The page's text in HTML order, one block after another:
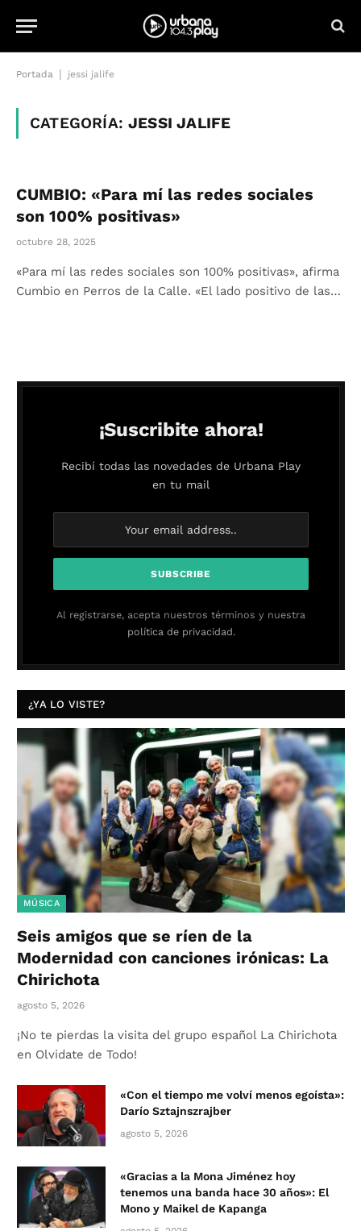
Portada jessi jalife
CATEGORÍA:JESSI JALIFE
CUMBIO: «Para mí las redes sociales
son 100% positivas»
octubre 28, 2025
«Para mí las redes sociales son 100% positivas», afirma
Cumbio en Perros de la Calle. «El lado positivo de las…
¡Suscribite ahora!
Recibí todas las novedades de Urbana Play
en tu mail
Al registrarse, acepta nuestros términos y nuestra
política de privacidad.
¿YA LO VISTE?
MÚSICA
Seis amigos que se ríen de la
Modernidad con canciones irónicas: La
Chirichota
agosto 5, 2026
¡No te pierdas la visita del grupo español La Chirichota
en Olvidate de Todo!
«Con el tiempo me volví menos egoísta»:
Darío Sztajnszrajber
agosto 5, 2026
«Gracias a la Mona Jiménez hoy
tenemos una banda hace 30 años»: El
Mono y Maikel de Kapanga